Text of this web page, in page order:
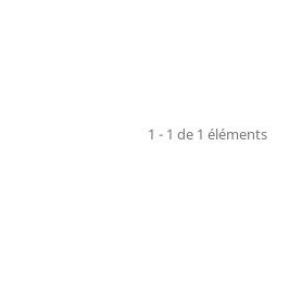
1 - 1 de 1 éléments